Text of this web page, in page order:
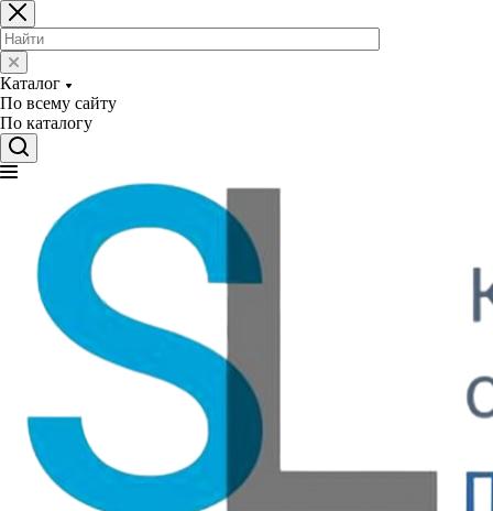
Каталог
По всему сайту
По каталогу